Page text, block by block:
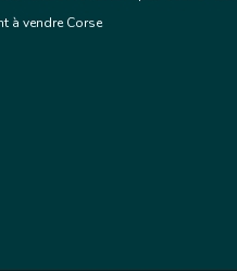
à vendre Corse